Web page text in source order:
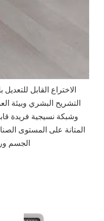
الاختراع القابل
التشريح البشري وبيئة
وشبكة نسيجية فريدة
المتانة على المستوى
الجسم